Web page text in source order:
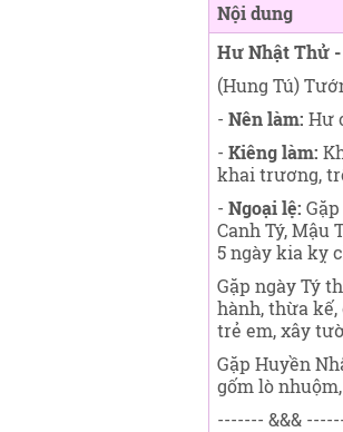
Nội dung
Hư Nhật Thử -
(Hung Tú)
- Nên làm: Hư
- Kiêng làm:
khai trương,
- Ngoại lệ:
Canh Tý, Mậu
5 ngày kia kỵ
Gặp ngày Tý
hành, thừa
trẻ em, xây
Gặp Huyền
gốm lò
------- &&&